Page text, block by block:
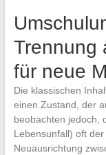
Trennung
für neue
Die klassischen
einen Zustand, der
beobachten jedoch,
Lebensunfall) oft
Neuausrichtung